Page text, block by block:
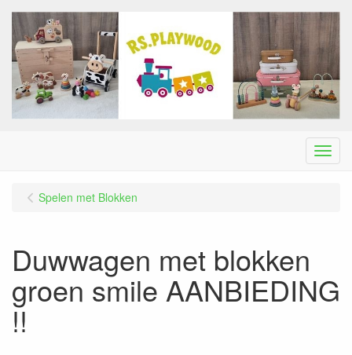
Menu
Spelen met Blokken
Duwwagen met blokken
groen smile AANBIEDING
!!